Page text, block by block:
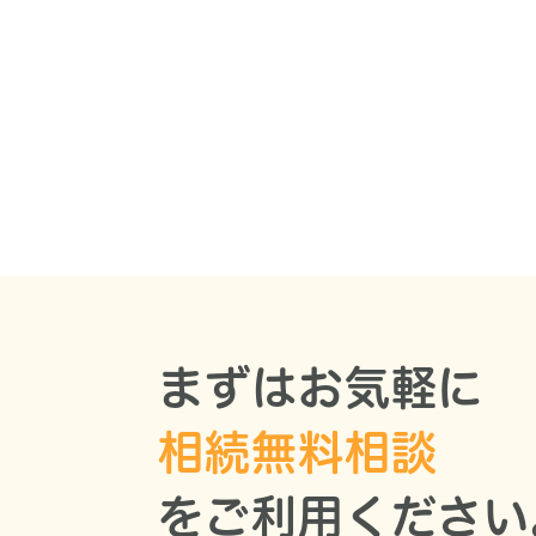
まずはお気軽に
相続無料相談
をご利用くださ